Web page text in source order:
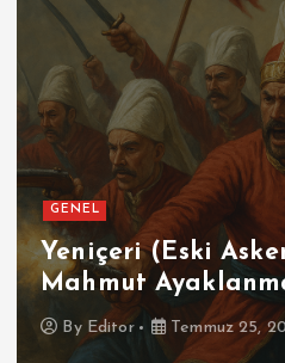
GENEL
Yeniçeri (Eski
Mahmut
By Editor Temmuz 25,